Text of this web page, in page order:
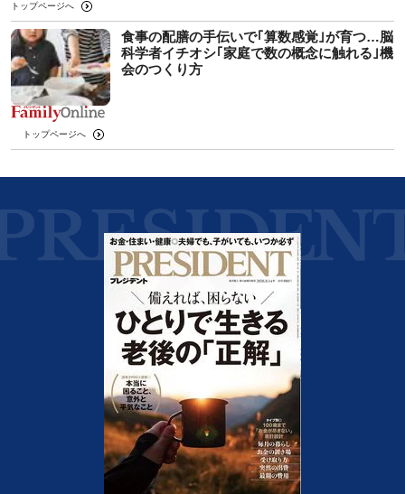
トップページへ
食事の配膳の手伝いで｢算数感覚｣が育つ…脳
科学者イチオシ｢家庭で数の概念に触れる｣機
会のつくり方
トップページへ